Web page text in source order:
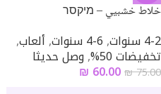
خلاط خشبيي – מיקסר
4-2 سنوات ,6-4 سنوات ,ألعاب,
تخفيضات 50% ,وصل حديثا
₪75.00
₪ 60.00